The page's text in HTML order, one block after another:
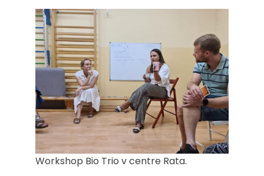
Workshop Bio Trio v centre Rata.